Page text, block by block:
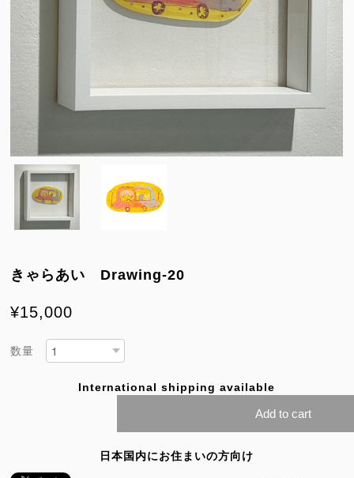
きゃらあい Drawing-20
¥15,000
数量
International shipping available
Add to cart
日本国内にお住まいの方向け